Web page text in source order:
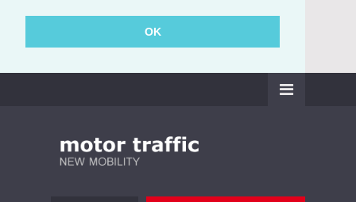
OK